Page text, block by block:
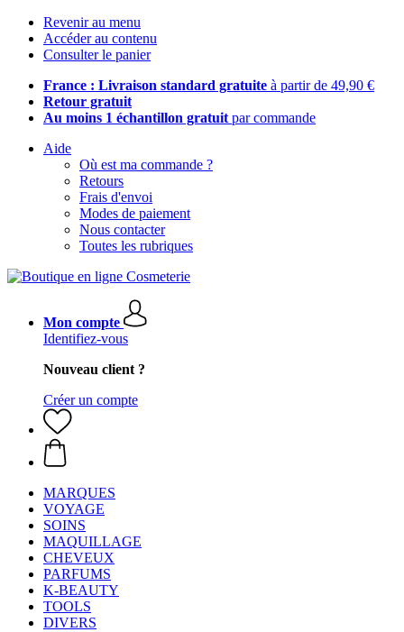
Revenir au menu
Accéder au contenu
Consulter le panier
France : Livraison standard gratuite à partir de 49,90 €
Retour gratuit
Au moins 1 échantillon gratuit par commande
Aide
Où est ma commande ?
Retours
Frais d'envoi
Modes de paiement
Nous contacter
Toutes les rubriques
Mon compte
Identifiez-vous
Nouveau client ?
Créer un compte
MARQUES
VOYAGE
SOINS
MAQUILLAGE
CHEVEUX
PARFUMS
K-BEAUTY
TOOLS
DIVERS